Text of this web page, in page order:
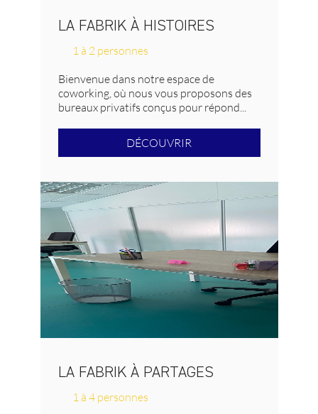
LA FABRIK À HISTOIRES
1 à 2 personnes
Bienvenue dans notre espace de
coworking, où nous vous proposons des
bureaux privatifs conçus pour répond...
DÉCOUVRIR
LA FABRIK À PARTAGES
1 à 4 personnes